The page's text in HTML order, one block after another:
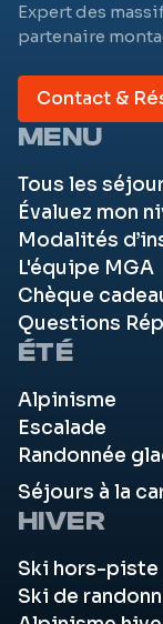
Expert des
partenaire
Contact &
MENU
Tous les
Évaluez mon
Modalités
L'équipe MGA
Chèque
Questions
ÉTÉ
Alpinisme
Escalade
Randonnée
Séjours à la
HIVER
Ski hors-piste
Ski de